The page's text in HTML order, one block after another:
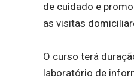
de cuidado e
as visitas
O curso terá
laboratório de